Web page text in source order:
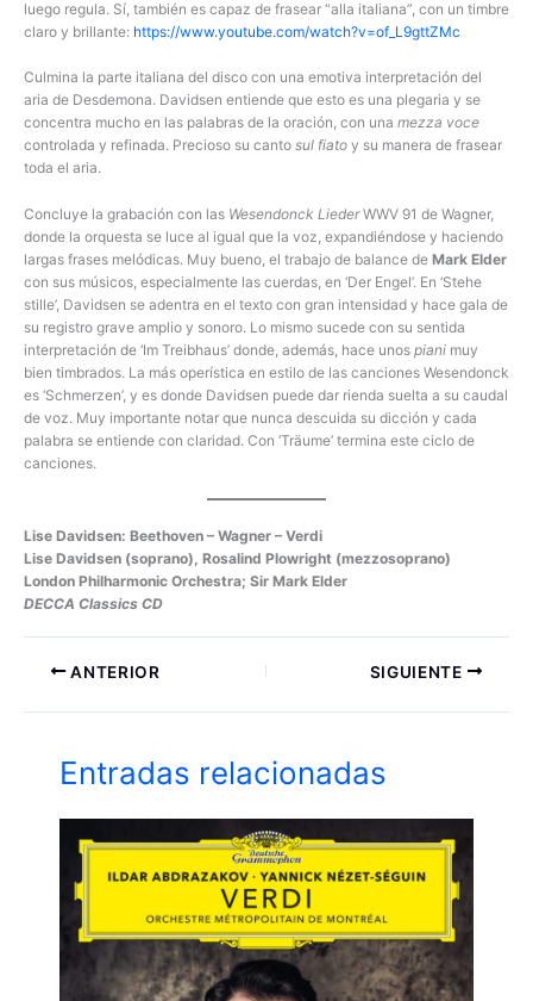
luego regula. Sí, también es capaz de frasear “alla italiana”, con un timbre
claro y brillante: https://www.youtube.com/watch?v=of_L9gttZMc
Culmina la parte italiana del disco con una emotiva interpretación del
aria de Desdemona. Davidsen entiende que esto es una plegaria y se
concentra mucho en las palabras de la oración, con una mezza voce
controlada y refinada. Precioso su canto sul fiato y su manera de frasear
toda el aria.
Concluye la grabación con las Wesendonck LiederWWV 91 de Wagner,
donde la orquesta se luce al igual que la voz, expandiéndose y haciendo
largas frases melódicas. Muy bueno, el trabajo de balance de Mark Elder
con sus músicos, especialmente las cuerdas, en ‘Der Engel’. En ‘Stehe
stille’, Davidsen se adentra en el texto con gran intensidad y hace gala de
su registro grave amplio y sonoro. Lo mismo sucede con su sentida
interpretación de ‘Im Treibhaus’ donde, además, hace unos piani muy
bien timbrados. La más operística en estilo de las canciones Wesendonck
es ‘Schmerzen’, y es donde Davidsen puede dar rienda suelta a su caudal
de voz. Muy importante notar que nunca descuida su dicción y cada
palabra se entiende con claridad. Con ‘Träume’ termina este ciclo de
canciones.
Lise Davidsen: Beethoven – Wagner – Verdi
Lise Davidsen (soprano), Rosalind Plowright (mezzosoprano)
London Philharmonic Orchestra; Sir Mark Elder
DECCA Classics CD
ANTERIOR SIGUIENTE
Entradas relacionadas